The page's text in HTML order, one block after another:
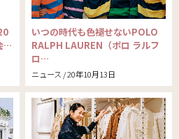
…
ニュース / 20年10月13日
いつの時代も色褪せないPOLO
RALPH LAUREN（ポロ ラルフ
ロ…